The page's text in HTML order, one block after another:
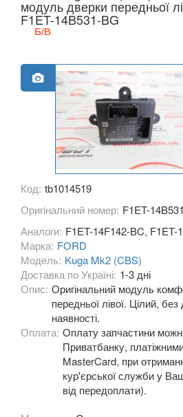
Grand С-Max (CB7)
EcoSport Mk2
EDGE Mk2 (CD4)
Explorer III (U152)
Explorer IV (U251)
Explorer V (U502)
Focus Mk2 С307 (CB4)
Focus Mk2 CC (CA5)
Focus Mk3 С346 (CB8)
Fiesta Mk7 (JA8)
Fiesta Mk8
Fiesta Active Mk8
F-150 XII (P415)
модуль дверки передньої
F1ET-14B531-BG
Б/В
Код: tb1014519
Оригінальний номер: F1ET-
Аналоги: F1ET-14F142-BC, F1ET-
Марка: FORD
Модель: Kuga Mk2 (CBS)
Доставка по Україні: 1-3 дні
Опис: Оригінальний модуль
передньої лівої. Цілий,
наявності.
Оплата: Оплату запчастини
Приватбанку,
MasterCard, при
кур'єрської служби у
від передоплати).